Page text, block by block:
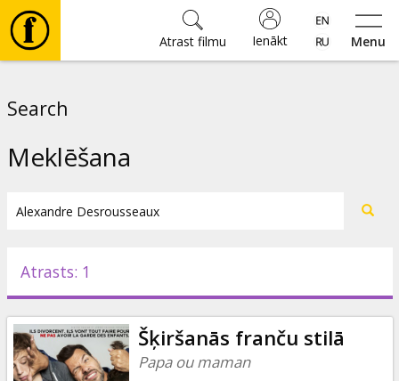
Menu
Ienākt
Atrast filmu
Pasākumi
Ziņas
Search
Meklēšana
Atrasts: 1
Šķiršanās franču stilā
Papa ou maman